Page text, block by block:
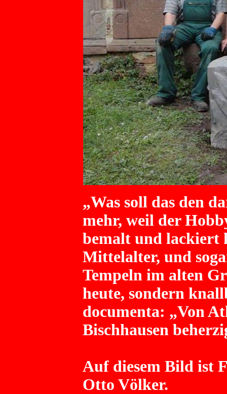
„Was soll das den
mehr, weil der
bemalt und lackiert
Mittelalter, und
Tempeln im alten
heute, sondern
documenta: „Von
Bischhausen
Auf diesem Bild ist
Otto Völker.